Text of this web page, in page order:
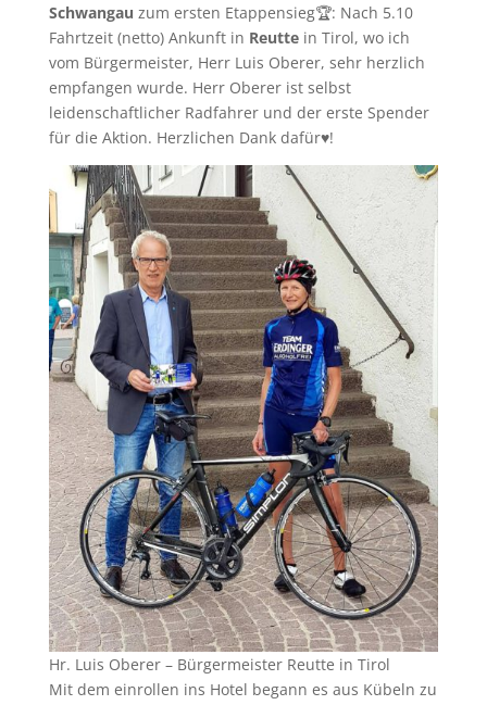
Schwangau zum ersten Etappensieg🏆: Nach 5.10
Fahrtzeit (netto) Ankunft in Reuttein Tirol, wo ich
vom Bürgermeister, Herr Luis Oberer, sehr herzlich
empfangen wurde. Herr Oberer ist selbst
leidenschaftlicher Radfahrer und der erste Spender
für die Aktion. Herzlichen Dank dafür♥️!
Hr. Luis Oberer – Bürgermeister Reutte in Tirol
Mit dem einrollen ins Hotel begann es aus Kübeln zu